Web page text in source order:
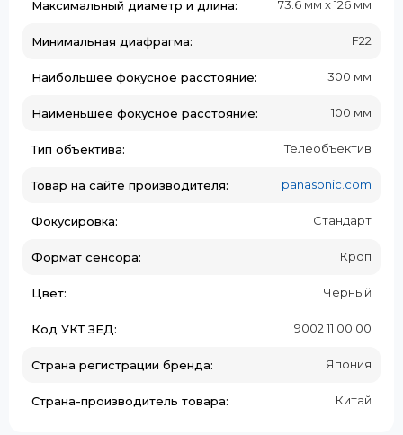
Максимальный диаметр и длина: 73.6 мм x 126 мм
Минимальная диафрагма: F22
Наибольшее фокусное расстояние: 300 мм
Наименьшее фокусное расстояние: 100 мм
Тип объектива: Телеобъектив
Товар на сайте производителя: panasonic.com
Фокусировка: Стандарт
Формат сенсора: Кроп
Цвет: Чёрный
Код УКТ ЗЕД: 9002 11 00 00
Страна регистрации бренда: Япония
Страна-производитель товара: Китай